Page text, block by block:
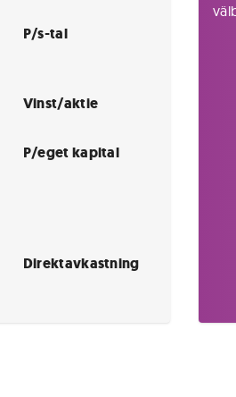
P/s-tal
Vinst/aktie
P/eget kapital
Direktavkastning